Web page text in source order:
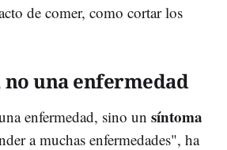
de comer, como cortar los
no una enfermedad
enfermedad, sino un síntoma
a muchas enfermedades", ha